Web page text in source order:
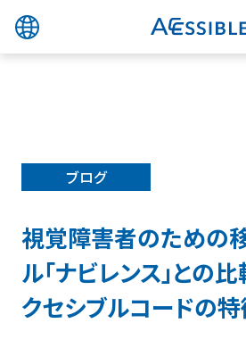
ブログ
視覚障害者のための
ル「ナビレンス」との
クセシブルコードの